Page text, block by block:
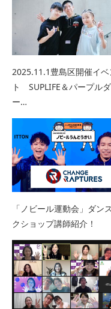
2025.11.1豊島区開催イベ
ト SUPLIFE＆パープル
ー…
「ノビール運動会」ダン
クショップ講師紹介！